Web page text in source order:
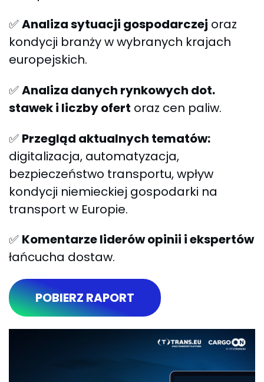
✅Analiza sytuacji gospodarczej oraz
kondycji branży w wybranych krajach
europejskich.
✅Analiza danych rynkowych dot.
stawek i liczby ofert oraz cen paliw.
✅ Przegląd aktualnych tematów:
digitalizacja, automatyzacja,
bezpieczeństwo transportu, wpływ
kondycji niemieckiej gospodarki na
transport w Europie.
✅ Komentarze liderów opinii i ekspertów
łańcucha dostaw.
POBIERZ RAPORT